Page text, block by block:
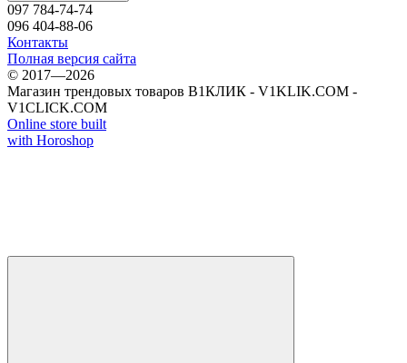
097 784-74-74
096 404-88-06
Контакты
Полная версия сайта
© 2017—2026
Магазин трендовых товаров В1КЛИК - V1KLIK.COM -
V1CLICK.COM
Online store built
with Horoshop